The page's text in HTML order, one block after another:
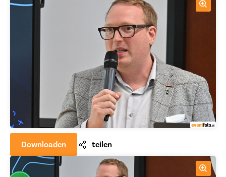
Downloaden teilen